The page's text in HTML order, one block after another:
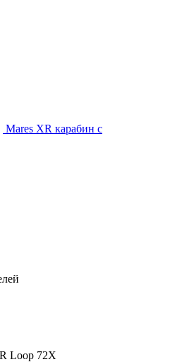
Mares XR карабин с
Loop 72X